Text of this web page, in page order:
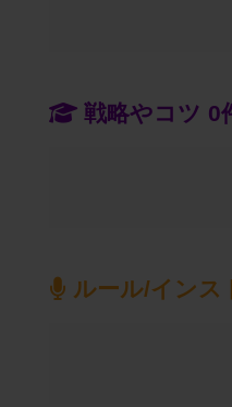
戦略やコツ 0
ルール/インス